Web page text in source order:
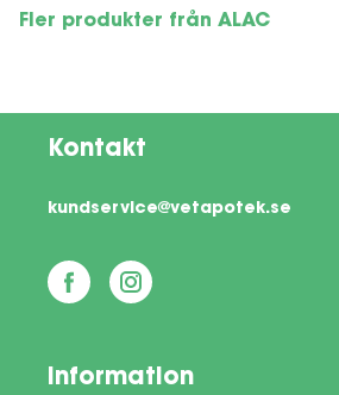
Fler produkter från ALAC
Kontakt
kundservice@vetapotek.se
Information